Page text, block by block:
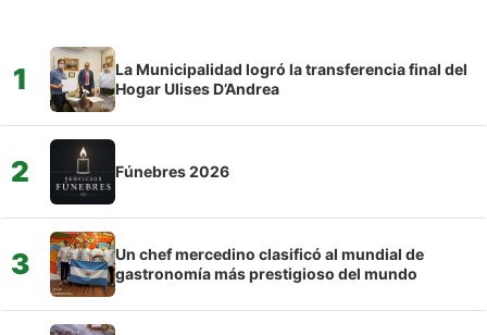
1
La Municipalidad logró la transferencia final del
Hogar Ulises D’Andrea
2 Fúnebres 2026
3
Un chef mercedino clasificó al mundial de
gastronomía más prestigioso del mundo